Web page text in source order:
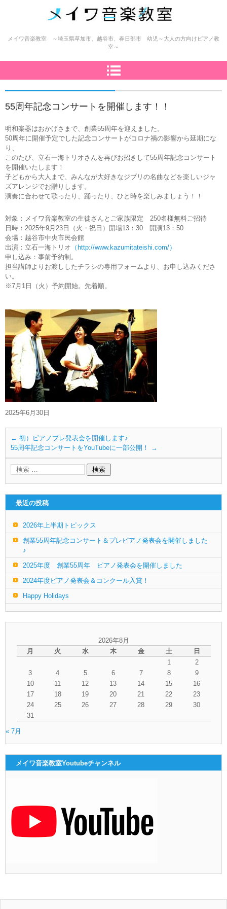
メイワ音楽教室（明和楽器）
メイワ音楽教室 ～埼玉県草加市、越谷市、春日部市 幼児～大人の方向けピアノ教
室～
55周年記念コンサートを開催します！！
明和楽器はおかげさまで、創業55周年を迎えました。
50周年に開催予定でした記念コンサートがコロナ禍の影響から延期にな
り、
このたび、立石一海トリオさんを再びお招きして55周年記念コンサート
を開催いたします！
子どもから大人まで、みんなが大好きなジブリの名曲などを楽しいジャ
ズアレンジでお贈りします。
演奏に合わせて歌ったり、踊ったり、ひと時を楽しみましょう！！
対象：メイワ音楽教室の生徒さんとご家族限定 250名様無料ご招待
日時：2025年9月23日（火・祝日）開場13：30 開演13：50
会場：越谷市中央市民会館
出演：立石一海トリオ （http://www.kazumitateishi.com/）
申し込み：事前予約制。
担当講師よりお渡ししたチラシの専用フォームより、お申し込みくださ
い。
※7月1日（火）予約開始。先着順。
2025年6月30日
← 初）ピアノプレ発表会を開催します♪
55周年記念コンサートをYouTubeに一部公開！
→
最近の投稿
2026年上半期トピックス
創業55周年記念コンサート＆プレピアノ発表会を開催しました
♪
2025年度 創業55周年 ピアノ発表会を開催しました
2024年度ピアノ発表会＆コンクール入賞！
Happy Holidays
2026年8月
月
火 水 木 金 土
日
1
2
3
4 5 6 7 8
9
10
11 12 13 14 15
16
17
18 19 20 21 22
23
24
25 26 27 28 29
30
31
« 7月
メイワ音楽教室Youtubeチャンネル